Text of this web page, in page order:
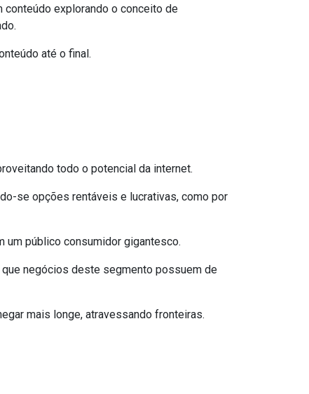
conteúdo explorando o conceito de
até o final.
todo o potencial da internet.
se opções rentáveis e lucrativas, como por
um público consumidor gigantesco.
negócios deste segmento possuem de
mais longe, atravessando fronteiras.